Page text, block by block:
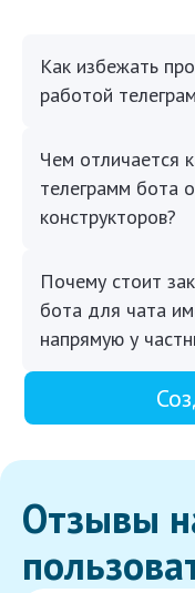
Как избежать
работой
Чем отличается
телеграмм бота
конструкторов?
Почему стоит
бота для чата
напрямую у
Отзывы